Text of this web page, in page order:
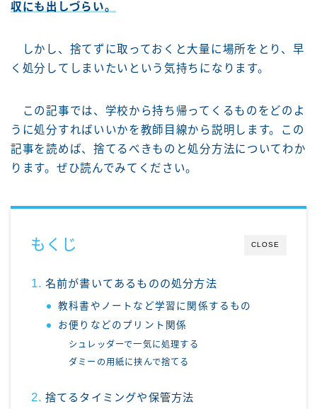
収にも出しづらい。
しかし、捨てずに取っておくと大量に場所をとり、早
く処分してしまいたいという気持ちになります。
この記事では、学校から持ち帰ってくるものをどのよ
うに処分すればいいかを教師目線から説明します。この
記事を読めば、捨てるべきものと処分方法についてわか
ります。ぜひ読んでみてください。
CLOSE
もくじ
名前が書いてあるものの処分方法
教科書やノートなど学習に関係するもの
お便りなどのプリント関係
シュレッダーで一気に処理する
ダミーの用紙に挟んで捨てる
捨てるタイミングや保管方法